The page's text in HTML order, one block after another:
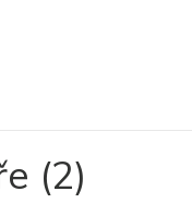
(2)